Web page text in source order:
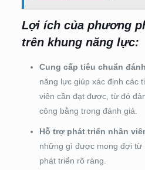
Lợi ích của phương
trên khung năng lực:
Cung cấp tiêu chuẩn
năng lực giúp xác định các
viên cần đạt được, từ đó
công bằng trong đánh giá.
Hỗ trợ phát triển nhân
những gì được mong đợi từ
phát triển rõ ràng.